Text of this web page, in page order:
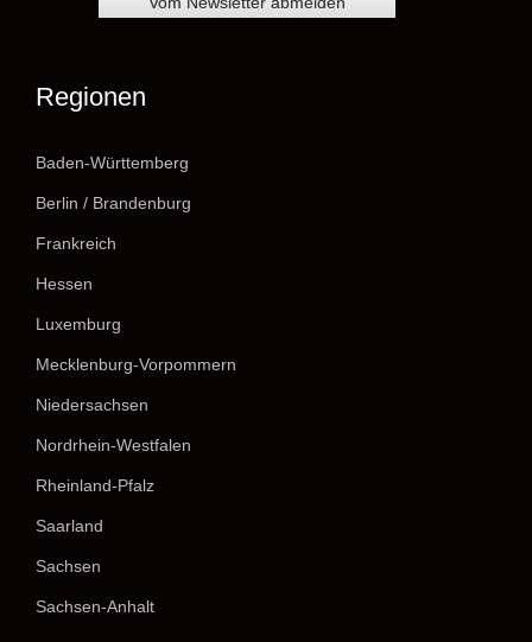
Regionen
Baden-Württemberg
Berlin / Brandenburg
Frankreich
Hessen
Luxemburg
Mecklenburg-Vorpommern
Niedersachsen
Nordrhein-Westfalen
Rheinland-Pfalz
Saarland
Sachsen
Sachsen-Anhalt